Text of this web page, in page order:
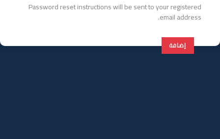
Password reset instructions will be sent to your registered
email address.